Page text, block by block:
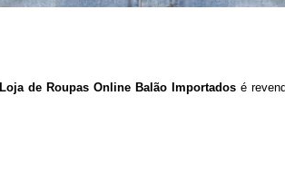
Loja de Roupas Online Balão Importados é